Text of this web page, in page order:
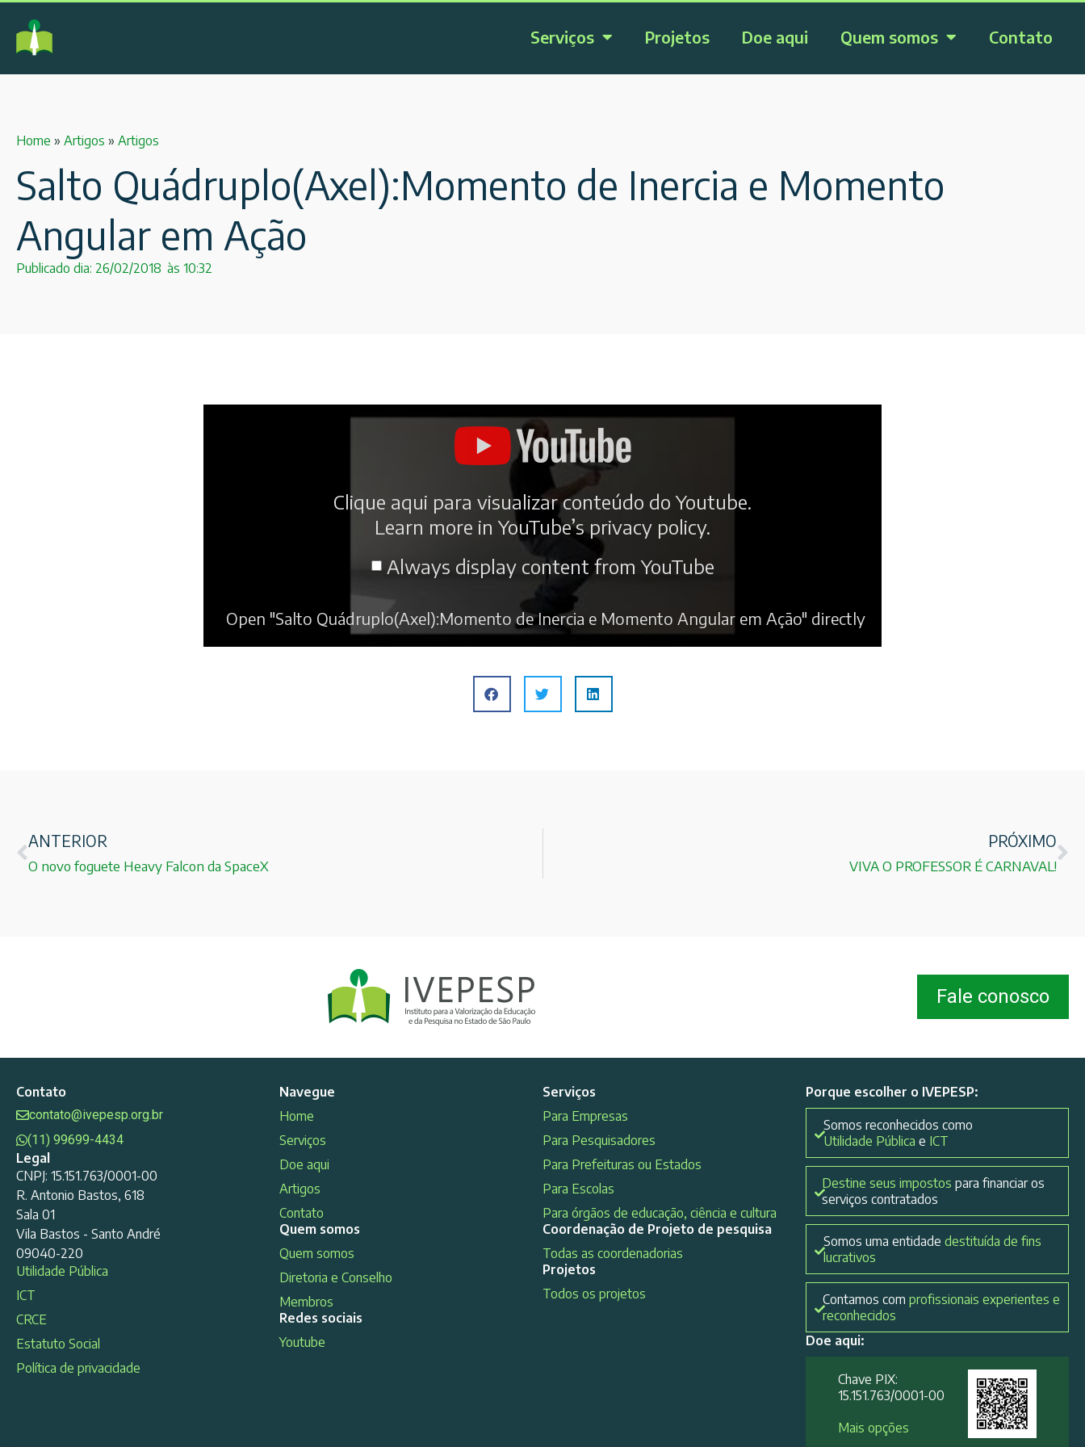
Serviços Projetos Doe aqui Quem somos Contato
Home » Artigos » Artigos
Salto Quádruplo(Axel):Momento de Inercia e Momento
Angular em Ação
Publicado dia: 26/02/2018 às 10:32
Clique aqui para visualizar conteúdo do Youtube.
Learn more inYouTube’s privacy policy.
Always display content from YouTube
Open "Salto Quádruplo(Axel):Momento de Inercia e Momento Angular em Ação" directly
ANTERIOR
O novo foguete Heavy Falcon da SpaceX
PRÓXIMO
VIVA O PROFESSOR É CARNAVAL!
Fale conosco
Contato
contato@ivepesp.org.br
(11) 99699-4434
Legal
CNPJ: 15.151.763/0001-00
R. Antonio Bastos, 618
Sala 01
Vila Bastos - Santo André
09040-220
Utilidade Pública
ICT
CRCE
Estatuto Social
Política de privacidade
Navegue
Home
Serviços
Doe aqui
Artigos
Contato
Quem somos
Quem somos
Diretoria e Conselho
Membros
Redes sociais
Youtube
Serviços
Para Empresas
Para Pesquisadores
Para Prefeituras ou Estados
Para Escolas
Para órgãos de educação, ciência e cultura
Coordenação de Projeto de pesquisa
Todas as coordenadorias
Projetos
Todos os projetos
Porque escolher o IVEPESP:
Somos reconhecidos como
Utilidade Pública e ICT
Destine seus impostos para financiar os
serviços contratados
Somos uma entidadedestituída de fins
lucrativos
Contamos com profissionais experientes e
reconhecidos
Doe aqui:
Chave PIX:
15.151.763/0001-00​
Mais opções